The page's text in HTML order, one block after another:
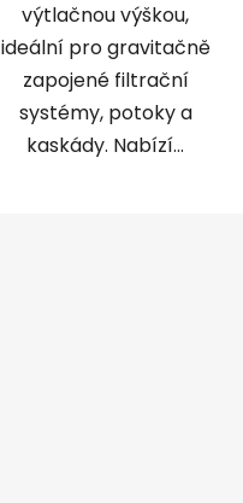
výtlačnou výškou,
ideální pro gravitačně
zapojené filtrační
systémy, potoky a
kaskády. Nabízí...